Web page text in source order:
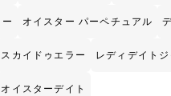
オイスター パーペチュアル
スカイドゥエラー レディデイトジ
オイスターデイト